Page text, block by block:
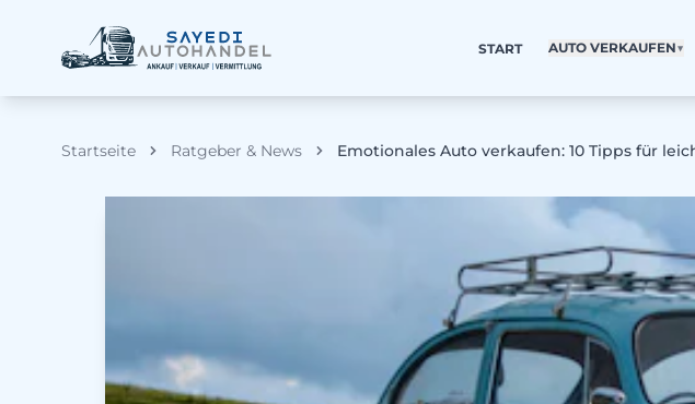
START AUTO VERKAUFEN▼
Startseite Ratgeber & News Emotionales Auto verkaufen: 10 Tipps für